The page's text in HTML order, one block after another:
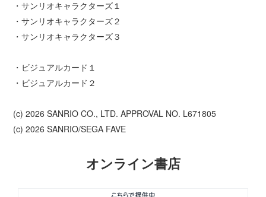
・サンリオキャラクターズ１
・サンリオキャラクターズ２
・サンリオキャラクターズ３
・ビジュアルカード１
・ビジュアルカード２
(c) 2026 SANRIO CO., LTD. APPROVAL NO. L671805
(c) 2026 SANRIO/SEGA FAVE
オンライン書店